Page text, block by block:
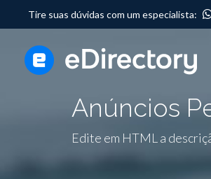
Tire suas dúvidas com um especialista:
Anúncios
Edite em HTML a